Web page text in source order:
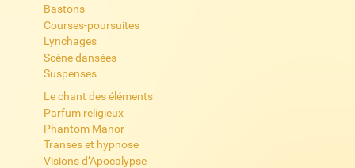
Bastons
Courses-poursuites
Lynchages
Scène dansées
Suspenses
Le chant des éléments
Parfum religieux
Phantom Manor
Transes et hypnose
Visions d’Apocalypse